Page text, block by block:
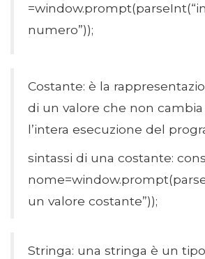
numero”));
Costante: è la
di un valore che non
l’intera esecuzione del
sintassi di una costante:
un valore costante”));
Stringa: una stringa è un